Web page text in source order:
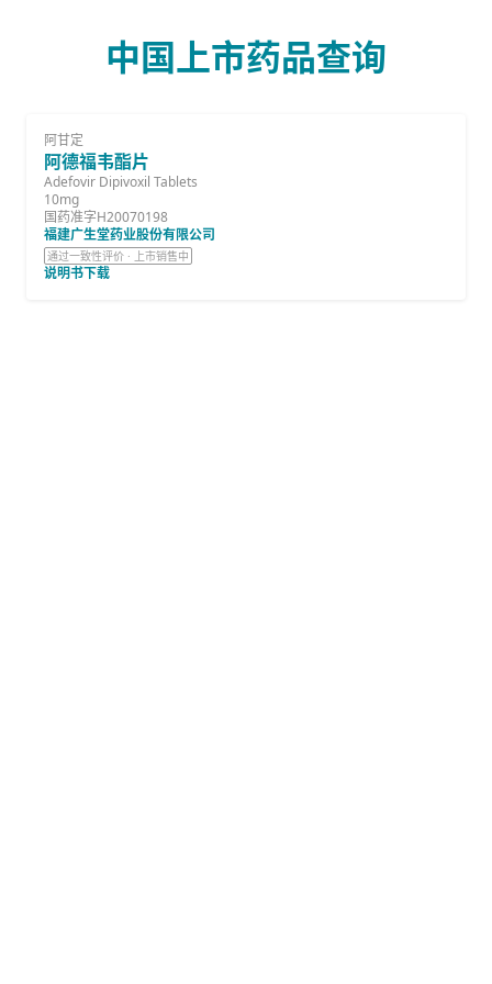
中国上市药品查询
阿甘定
阿德福韦酯片
Adefovir Dipivoxil Tablets
10mg
国药准字H20070198
福建广生堂药业股份有限公司
通过一致性评价 · 上市销售中
说明书下载